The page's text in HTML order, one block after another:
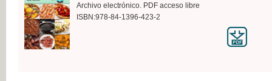
Archivo electrónico. PDF acceso libre
ISBN:978-84-1396-423-2